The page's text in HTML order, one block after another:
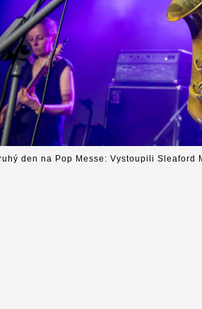
den na Pop Messe: Vystoupili Sleaford